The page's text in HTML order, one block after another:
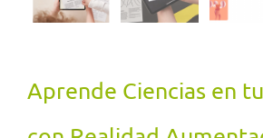
Aprende Ciencias en